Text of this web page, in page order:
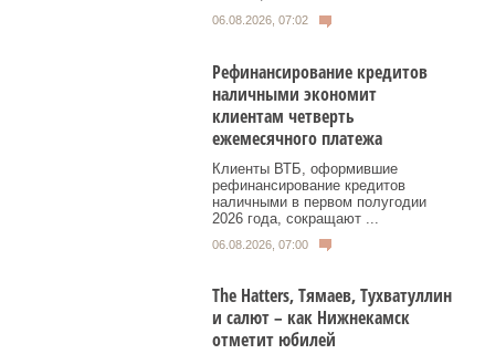
06.08.2026, 07:02
Рефинансирование кредитов
наличными экономит
клиентам четверть
ежемесячного платежа
Клиенты ВТБ, оформившие
рефинансирование кредитов
наличными в первом полугодии
2026 года, сокращают ...
06.08.2026, 07:00
Тhe Нatters, Тямаев, Тухватуллин
и салют – как Нижнекамск
отметит юбилей